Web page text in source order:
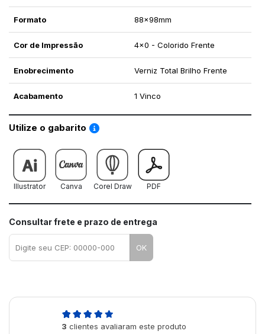
Formato 88x98mm
Cor de Impressão 4x0 - Colorido Frente
Enobrecimento Verniz Total Brilho Frente
Acabamento 1 Vinco
Utilize o gabarito Saiba como utilizar os nossos gabaritos
Illustrator Canva Corel Draw PDF
Consultar frete e prazo de entrega
OK
3 clientes avaliaram este produto